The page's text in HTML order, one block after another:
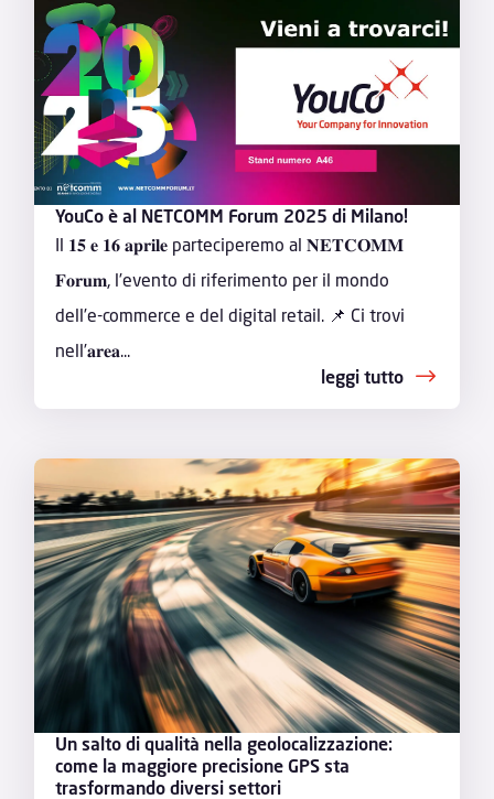
YouCo è al NETCOMM Forum 2025 di Milano!
Il 𝟏𝟓 𝐞 𝟏𝟔 𝐚𝐩𝐫𝐢𝐥𝐞 parteciperemo al 𝐍𝐄𝐓𝐂𝐎𝐌𝐌
𝐅𝐨𝐫𝐮𝐦, l’evento di riferimento per il mondo
dell’e-commerce e del digital retail. 📌 Ci trovi
nell’𝐚𝐫𝐞𝐚...
leggi tutto
Un salto di qualità nella geolocalizzazione:
come la maggiore precisione GPS sta
trasformando diversi settori